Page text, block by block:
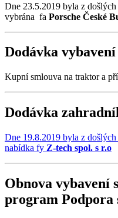
Dne 23.5.2019 byla z
vybrána fa Porsche České
Dodávka
Kupní smlouva na traktor a
Dodávka
Dne 19.8.2019 byla z
nabídka fy Z-tech spol. s r.o
Obnova vybavení
program Podpora